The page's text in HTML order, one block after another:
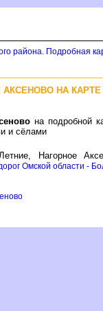
района. Подробная
АКСЕНОВО НА
на подробной
и сёлами
Нагорное
Омской области -